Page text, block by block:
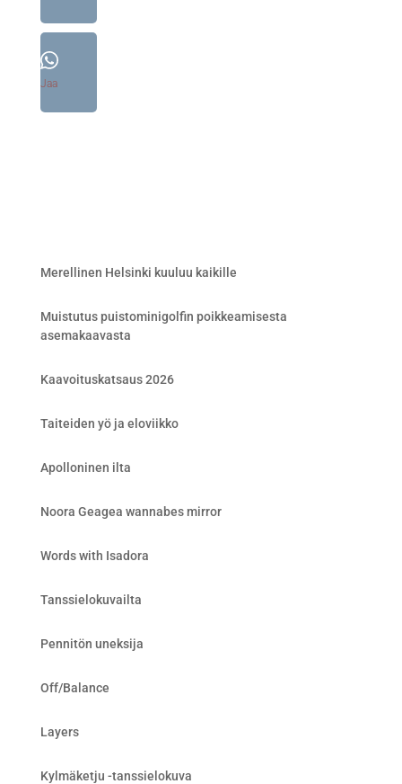
Jaa
Merellinen Helsinki kuuluu kaikille
Muistutus puistominigolfin poikkeamisesta
asemakaavasta
Kaavoituskatsaus 2026
Taiteiden yö ja eloviikko
Apolloninen ilta
Noora Geagea wannabes mirror
Words with Isadora
Tanssielokuvailta
Pennitön uneksija
Off/Balance
Layers
Kylmäketju -tanssielokuva